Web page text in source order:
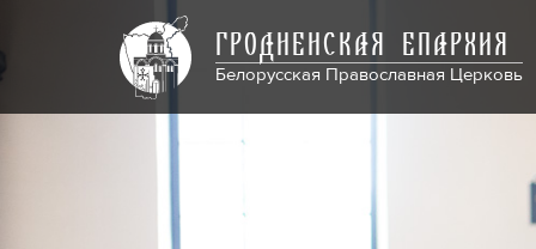
ГРОДНЕНСКАЯ ЕПАРХИЯ
Белорусская Православная Церковь